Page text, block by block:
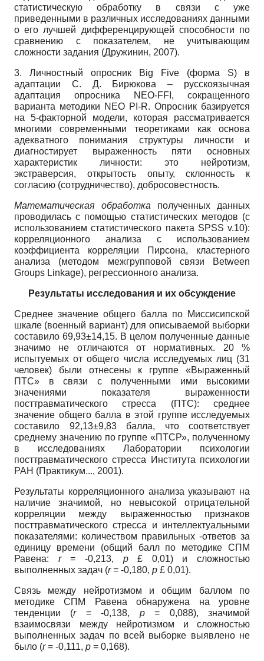
статистическую обработку в связи с уже
приведенными в различных исследованиях данными
о его лучшей дифференцирующей способности по
сравнению с показателем, не учитывающим
сложности задания (Дружинин, 2007).
3. Личностный опросник Big Five (форма S) в
адаптации С. Д. Бирюкова – русскоязычная
адаптация опросника NEO-FFI, сокращенного
варианта методики NEO PI-R. Опросник базируется
на 5-факторной модели, которая рассматривается
многими современными теоретиками как основа
адекватного понимания структуры личности и
диагностирует выраженность пяти основных
характеристик личности: это нейротизм,
экстраверсия, открытость опыту, склонность к
согласию (сотрудничество), добросовестность.
Математическая обработка полученных данных
проводилась с помощью статистических методов (с
использованием статистического пакета SPSS v.10):
корреляционного анализа с использованием
коэффициента корреляции Пирсона, кластерного
анализа (методом межгрупповой связи Between
Groups Linkage), регрессионного анализа.
Результаты исследования и их обсуждение
Среднее значение общего балла по Миссисипской
шкале (военный вариант) для описываемой выборки
составило 69,93±14,15. В целом полученные данные
значимо не отличаются от нормативных. 20 %
испытуемых от общего числа исследуемых лиц (31
человек) были отнесены к группе «Выраженный
ПТС» в связи с полученными ими высокими
значениями показателя выраженности
посттравматического стресса (ПТС): среднее
значение общего балла в этой группе исследуемых
составило 92,13±9,83 балла, что соответствует
среднему значению по группе «ПТСР», полученному
в исследованиях Лаборатории психологии
посттравматического стресса Института психологии
РАН (Практикум..., 2001).
Результаты корреляционного анализа указывают на
наличие значимой, но невысокой отрицательной
корреляции между выраженностью признаков
посттравматического стресса и интеллектуальными
показателями: количеством правильных -ответов за
единицу времени (общий балл по методике СПМ
Равена: r= -0,213, p£ 0,01) и сложностью
выполненных задач (r= -0,180, p £ 0,01).
Связь между нейротизмом и общим баллом по
методике СПМ Равена обнаружена на уровне
тенденции (r= -0,138, p= 0,088), значимой
взаимосвязи между нейротизмом и сложностью
выполненных задач по всей выборке выявлено не
было (r= -0,111, p = 0,168).